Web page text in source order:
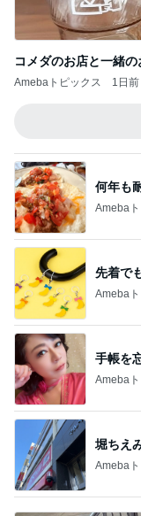
コメダのお店と一緒の
Amebaトピックス 1日前
何年も
Ameba
先着で
Ameba
手帳を
Ameba
堀ちえ
Ameba